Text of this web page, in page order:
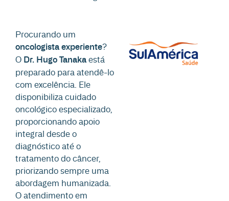
Procurando um
oncologista experiente?
O Dr. Hugo Tanaka está
preparado para atendê-lo
com excelência. Ele
disponibiliza cuidado
oncológico especializado,
proporcionando apoio
integral desde o
diagnóstico até o
tratamento do câncer,
priorizando sempre uma
abordagem humanizada.
O atendimento em